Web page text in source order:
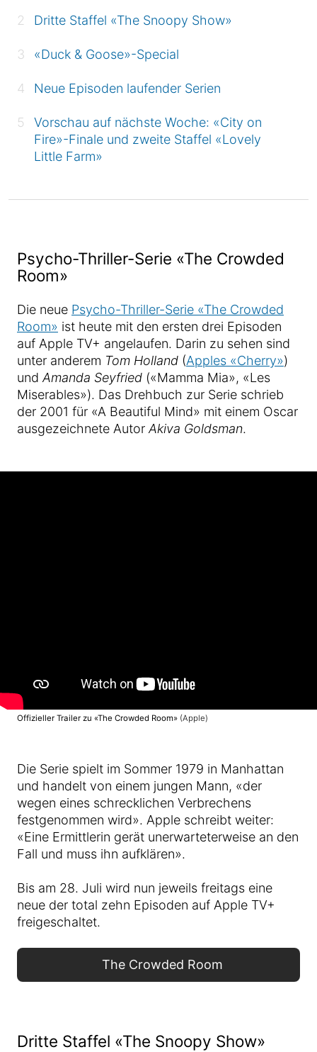
Dritte Staffel «The Snoopy Show»
«Duck & Goose»-Special
Neue Episoden laufender Serien
Vorschau auf nächste Woche: «City on
Fire»-Finale und zweite Staffel «Lovely
Little Farm»
Psycho-Thriller-Serie «The Crowded
Room»
Die neue Psycho-Thriller-Serie «The Crowded
Room» ist heute mit den ersten drei Episoden
auf Apple TV+ angelaufen. Darin zu sehen sind
unter anderem Tom Holland (Apples «Cherry»)
und Amanda Seyfried («Mamma Mia», «Les
Miserables»). Das Drehbuch zur Serie schrieb
der 2001 für «A Beautiful Mind» mit einem Oscar
ausgezeichnete Autor Akiva Goldsman.
Offizieller Trailer zu «The Crowded Room» (Apple)
Die Serie spielt im Sommer 1979 in Manhattan
und handelt von einem jungen Mann, «der
wegen eines schrecklichen Verbrechens
festgenommen wird». Apple schreibt weiter:
«Eine Ermittlerin gerät unerwarteterweise an den
Fall und muss ihn aufklären».
Bis am 28. Juli wird nun jeweils freitags eine
neue der total zehn Episoden auf Apple TV+
freigeschaltet.
The Crowded Room
Dritte Staffel «The Snoopy Show»